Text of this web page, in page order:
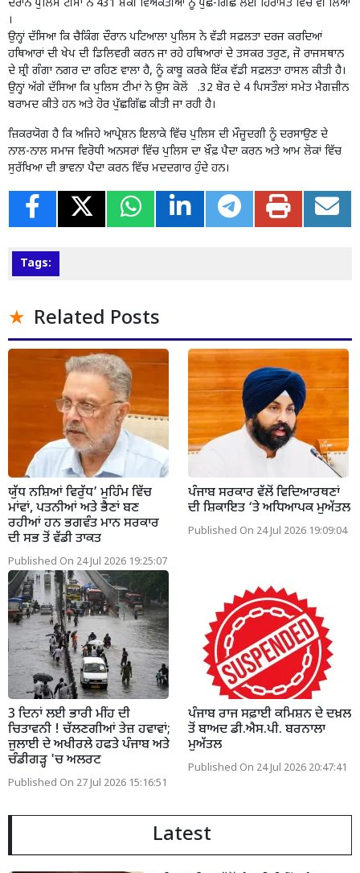
ਦੌਰਾਨ ਪੁਲਿਸ ਟੀਮਾਂ ਨੇ 431 ਸ਼ੱਕੀ ਵਿਅਕਤੀਆਂ ਨੂੰ ਪੁੱਛ-ਗਿੱਛ ਲਈ ਹਿਰਾਸਤ ਵਿੱਚ ਵੀ ਲਿਆ
।
ਉਨ੍ਹਾਂ ਦੱਸਿਆ ਕਿ ਚੈਕਿੰਗ ਦੌਰਾਨ ਪਟਿਆਲਾ ਪੁਲਿਸ ਨੇ ਵੱਡੀ ਸਫ਼ਲਤਾ ਦਰਜ ਕਰਦਿਆਂ
ਹਥਿਆਰਾਂ ਦੀ ਖੇਪ ਦੀ ਡਿਲਿਵਰੀ ਕਰਨ ਜਾ ਰਹੇ ਹਥਿਆਰਾਂ ਦੇ ਤਸਕਰ ਤਰੁਣ, ਜੋ ਰਾਜਸਥਾਨ
ਦੇ ਸ਼੍ਰੀ ਗੰਗਾ ਨਗਰ ਦਾ ਰਹਿਣ ਵਾਲਾ ਹੈ, ਨੂੰ ਕਾਬੂ ਕਰਕੇ ਇੱਕ ਵੱਡੀ ਸਫ਼ਲਤਾ ਹਾਸਲ ਕੀਤੀ ਹੈ।
ਉਨ੍ਹਾਂ ਅੱਗੇ ਦੱਸਿਆ ਕਿ ਪੁਲਿਸ ਟੀਮਾਂ ਨੇ ਉਸ ਕੋਲੋਂ .32 ਬੋਰ ਦੇ 4 ਪਿਸਤੌਲਾਂ ਸਮੇਤ ਮੈਗਜ਼ੀਨ
ਬਰਾਮਦ ਕੀਤੇ ਹਨ ਅਤੇ ਹੋਰ ਪੁੱਛਗਿੱਛ ਕੀਤੀ ਜਾ ਰਹੀ ਹੈ।
ਜ਼ਿਕਰਯੋਗ ਹੈ ਕਿ ਅਜਿਹੇ ਆਪ੍ਰੇਸ਼ਨ ਇਲਾਕੇ ਵਿੱਚ ਪੁਲਿਸ ਦੀ ਮੌਜੂਦਗੀ ਨੂੰ ਦਰਸਾਉਣ ਦੇ
ਨਾਲ-ਨਾਲ ਸਮਾਜ ਵਿਰੋਧੀ ਅਨਸਰਾਂ ਵਿੱਚ ਪੁਲਿਸ ਦਾ ਖ਼ੌਫ਼ ਪੈਦਾ ਕਰਨ ਅਤੇ ਆਮ ਲੋਕਾਂ ਵਿੱਚ
ਸੁਰੱਖਿਆ ਦੀ ਭਾਵਨਾ ਪੈਦਾ ਕਰਨ ਵਿੱਚ ਮਦਦਗਾਰ ਹੁੰਦੇ ਹਨ।
Tags:
Related Posts
ਯੁੱਧ ਨਸ਼ਿਆਂ ਵਿਰੁੱਧ’ ਮੁਹਿੰਮ ਵਿੱਚ
ਮਾਂਵਾਂ, ਪਤਨੀਆਂ ਅਤੇ ਭੈਣਾਂ ਬਣ
ਰਹੀਆਂ ਹਨ ਭਗਵੰਤ ਮਾਨ ਸਰਕਾਰ
ਦੀ ਸਭ ਤੋਂ ਵੱਡੀ ਤਾਕਤ
Published On 24 Jul 2026 19:25:07
ਪੰਜਾਬ ਸਰਕਾਰ ਵੱਲੋਂ ਵਿਦਿਆਰਥਣਾਂ
ਦੀ ਸ਼ਿਕਾਇਤ ‘ਤੇ ਅਧਿਆਪਕ ਮੁਅੱਤਲ
Published On 24 Jul 2026 19:09:04
3 ਦਿਨਾਂ ਲਈ ਭਾਰੀ ਮੀਂਹ ਦੀ
ਚਿਤਾਵਨੀ ! ਚੱਲਣਗੀਆਂ ਤੇਜ਼ ਹਵਾਵਾਂ;
ਜੁਲਾਈ ਦੇ ਅਖੀਰਲੇ ਹਫਤੇ ਪੰਜਾਬ ਅਤੇ
ਚੰਡੀਗੜ੍ਹ 'ਚ ਅਲਰਟ
Published On 27 Jul 2026 15:16:51
ਪੰਜਾਬ ਰਾਜ ਸਫ਼ਾਈ ਕਮਿਸ਼ਨ ਦੇ ਦਖ਼ਲ
ਤੋਂ ਬਾਅਦ ਡੀ.ਐਸ.ਪੀ. ਬਰਨਾਲਾ
ਮੁਅੱਤਲ
Published On 24 Jul 2026 20:47:41
Latest